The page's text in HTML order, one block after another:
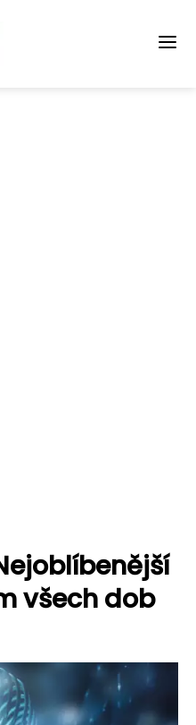
všech dob